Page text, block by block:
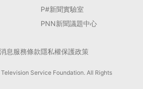
P#新聞實驗室
PNN新聞議題中心
息服務條款隱私權保護政策
Service Foundation. All Rights